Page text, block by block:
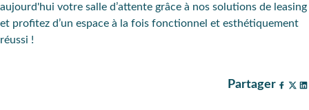
aujourd'hui votre salle d’attente grâce à nos solutions de leasing
et profitez d’un espace à la fois fonctionnel et esthétiquement
réussi !
Partager